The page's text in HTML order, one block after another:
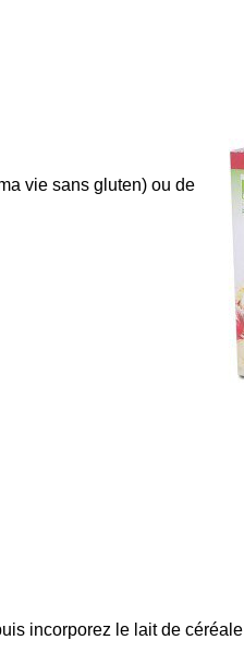
vie sans gluten) ou de
incorporez le lait de